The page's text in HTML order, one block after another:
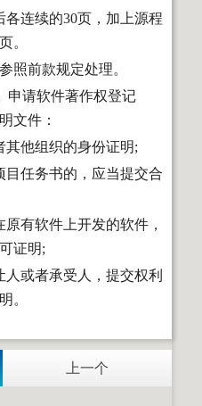
各连续的30页，加上源程
。
照前款规定处理。
申请软件著作权登记
文件：
其他组织的身份证明;
目任务书的，应当提交合
有软件上开发的软件，
证明;
或者承受人，提交权利
。
上一个